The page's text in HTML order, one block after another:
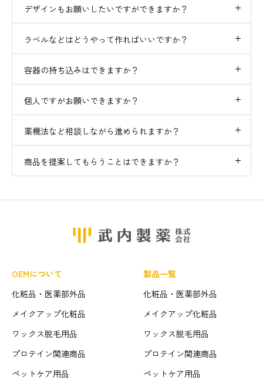
デザインもお願いしたいですができますか？
ラベルなどはどうやって作ればいいですか？
容器の持ち込みはできますか？
個人ですがお願いできますか？
薬機法など相談しながら進められますか？
商品を提案してもらうことはできますか？
OEMについて
化粧品・医薬部外品
メイクアップ化粧品
ワックス脱毛用品
プロテイン関連商品
ペットケア用品
製品一覧
化粧品・医薬部外品
メイクアップ化粧品
ワックス脱毛用品
プロテイン関連商品
ペットケア用品